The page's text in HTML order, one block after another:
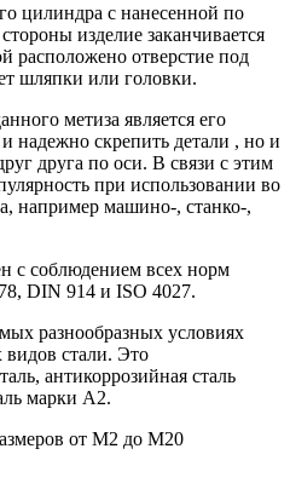
цилиндра с нанесенной по
изделие заканчивается
расположено отверстие под
шляпки или головки.
метиза является его
надежно скрепить детали , но и
друга по оси. В связи с этим
при использовании во
например машино-, станко-,
с соблюдением всех норм
DIN 914 и ISO 4027.
разнообразных условиях
видов стали. Это
антикоррозийная сталь
марки А2.
от М2 до М20